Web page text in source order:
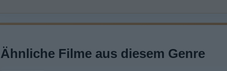
Ähnliche Filme aus diesem Genre